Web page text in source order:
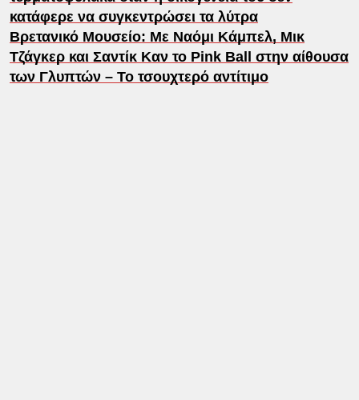
κατάφερε να συγκεντρώσει τα λύτρα
Βρετανικό Μουσείο: Mε Ναόμι Κάμπελ, Μικ
Τζάγκερ και Σαντίκ Καν το Pink Ball στην αίθουσα
των Γλυπτών – Το τσουχτερό αντίτιμο